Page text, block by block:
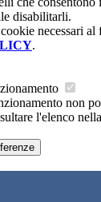
disabilitarli.
necessari
.
non
l'elenco